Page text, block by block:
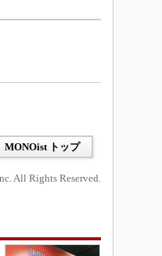
MONOist トップ
All Rights Reserved.